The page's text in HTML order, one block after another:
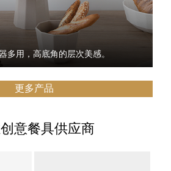
多用，高底角的层次美感。
更多产品
意餐具供应商